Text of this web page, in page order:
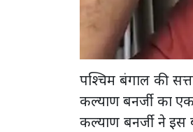
पश्चिम बंगाल की
कल्याण बनर्जी का
कल्याण बनर्जी ने इस